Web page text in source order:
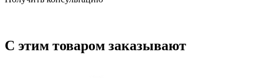
С этим товаром заказывают